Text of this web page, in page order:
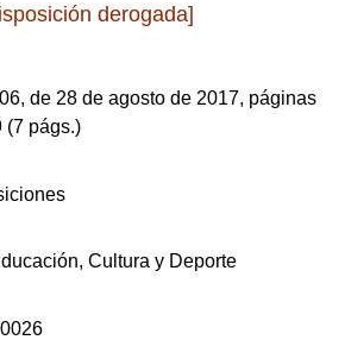
derogada]
de 28 de agosto de 2017, páginas
(7 págs.)
Cultura y Deporte